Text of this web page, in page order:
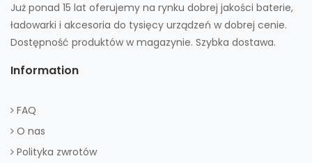
Już ponad 15 lat oferujemy na rynku dobrej jakości baterie,
ładowarki i akcesoria do tysięcy urządzeń w dobrej cenie.
Dostępność produktów w magazynie. Szybka dostawa.
Information
FAQ
O nas
Polityka zwrotów